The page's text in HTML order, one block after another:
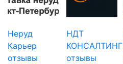
Неруд
Карьер
отзывы
НДТ
КОНСАЛТИНГ
отзывы